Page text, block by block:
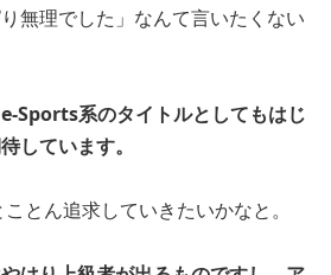
無理でした」なんて言いたくない
Sports系のタイトルとしてもはじ
しています。
とん追求していきたいかなと。